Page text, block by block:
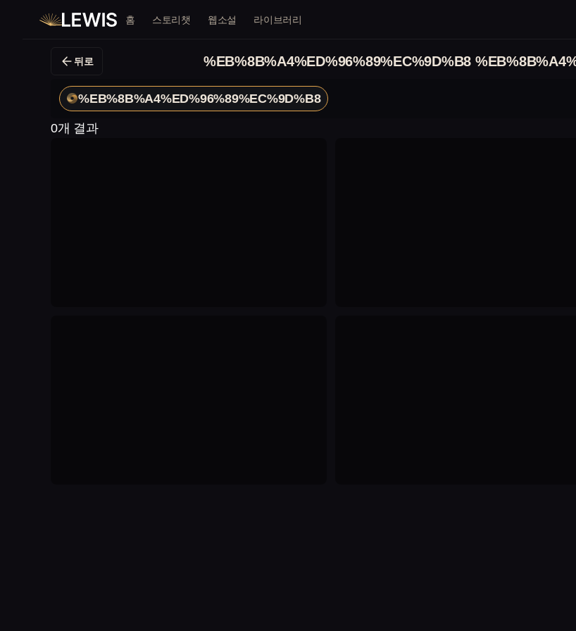
홈 스토리챗 웹소설 라이브러리
뒤로 %EB%8B%A4%ED%96%89%EC%9D%B8
%EB%8B%A4%ED%96%89%EC%9D%B8
0개 결과